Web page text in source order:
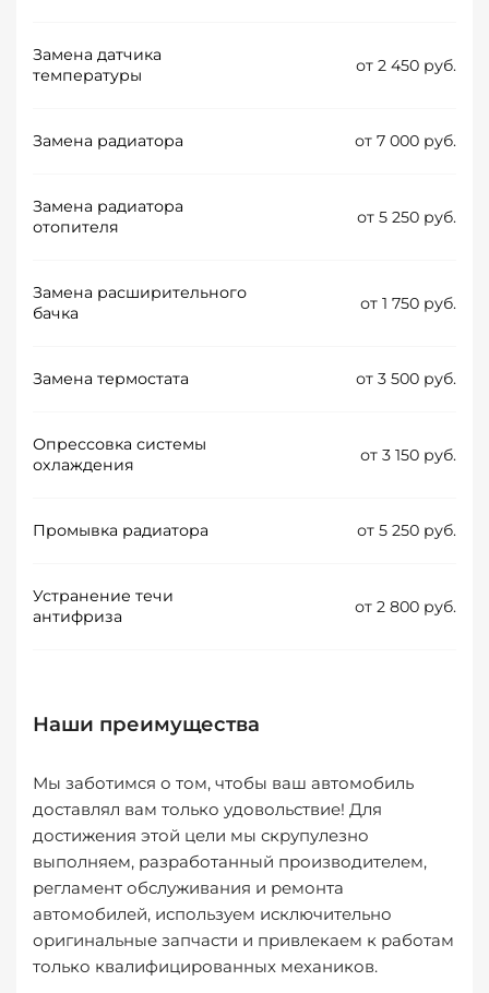
Замена датчика
температуры
от 2 450 руб.
Замена радиатора от 7 000 руб.
Замена радиатора
отопителя
от 5 250 руб.
Замена расширительного
бачка
от 1 750 руб.
Замена термостата от 3 500 руб.
Опрессовка системы
охлаждения
от 3 150 руб.
Промывка радиатора от 5 250 руб.
Устранение течи
антифриза
от 2 800 руб.
Наши преимущества
Мы заботимся о том, чтобы ваш автомобиль
доставлял вам только удовольствие! Для
достижения этой цели мы скрупулезно
выполняем, разработанный производителем,
регламент обслуживания и ремонта
автомобилей, используем исключительно
оригинальные запчасти и привлекаем к работам
только квалифицированных механиков.